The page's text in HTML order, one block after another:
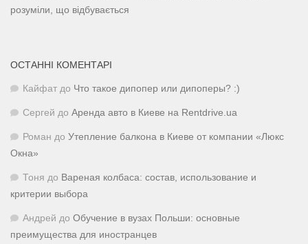
розуміли, що відбувається
ОСТАННІ КОМЕНТАРІ
Кайфат до Что такое дипопер или дипоперы? :)
Сергей до Аренда авто в Киеве на Rentdrive.ua
Роман до Утепление балкона в Киеве от компании «Люкс
Окна»
Тоня до Вареная колбаса: состав, использование и
критерии выбора
Андрей до Обучение в вузах Польши: основные
преимущества для иностранцев